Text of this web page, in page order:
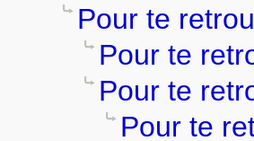
Pour te
Pour te
Pour te
Pour te